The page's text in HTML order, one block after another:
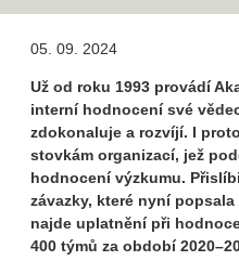
05. 09. 2024
Už od roku 1993 provádí
interní hodnocení své
zdokonaluje a rozvíjí. I
stovkám organizací, jež
hodnocení výzkumu.
závazky, které nyní
najde uplatnění při
400 týmů za období